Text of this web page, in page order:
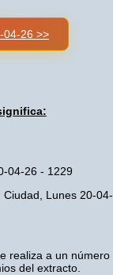
04-26 >>
04-26 - 1229
Ciudad, Lunes 20-04-
realiza a un número
del extracto.